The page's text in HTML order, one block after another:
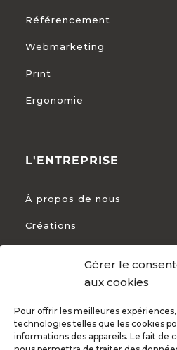
Gérer le
aux cookies
Pour offrir les meilleures
technologies telles que les cookies
informations des appareils. Le fait de
Référencement
Webmarketing
Print
Ergonomie
L'ENTREPRISE
À propos de nous
Créations
Nos services
Pourquoi nous choisir ?